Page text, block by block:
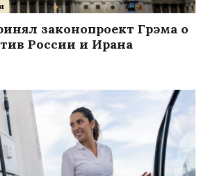
законопроект Грэма о
России и Ирана